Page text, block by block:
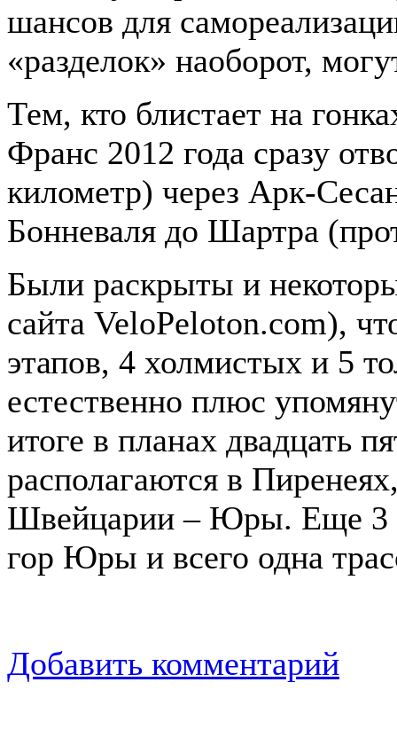
шансов для
«разделок» наоборот,
Тем, кто блистает на
Франс 2012 года сразу
километр) через Арк-
Бонневаля до Шартра
Были раскрыты и
сайта VeloPeloton.com),
этапов, 4 холмистых и 5
естественно плюс
итоге в планах двадцать
располагаются в
Швейцарии – Юры. Еще 3
гор Юры и всего одна
Добавить комментарий